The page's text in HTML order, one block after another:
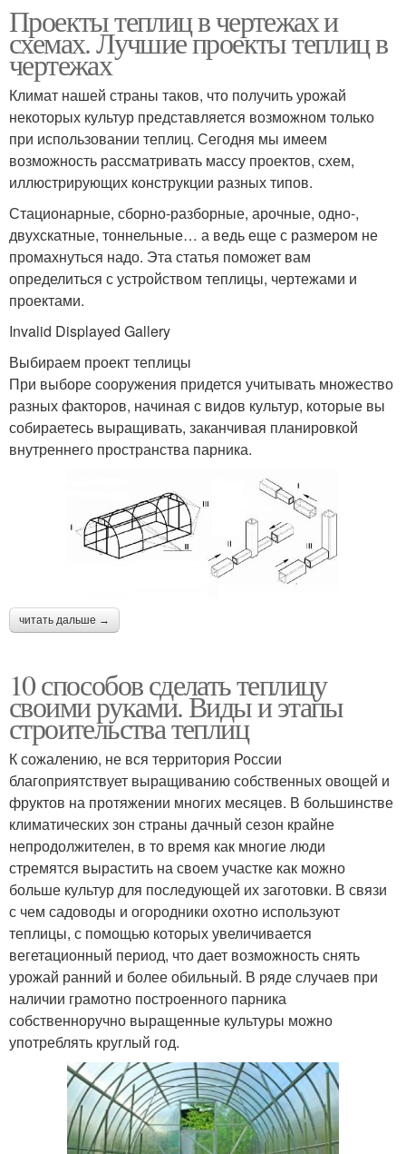
Проекты теплиц в чертежах и
схемах. Лучшие проекты теплиц в
чертежах
Климат нашей страны таков, что получить урожай
некоторых культур представляется возможном только
при использовании теплиц. Сегодня мы имеем
возможность рассматривать массу проектов, схем,
иллюстрирующих конструкции разных типов.
Стационарные, сборно-разборные, арочные, одно-,
двухскатные, тоннельные… а ведь еще с размером не
промахнуться надо. Эта статья поможет вам
определиться с устройством теплицы, чертежами и
проектами.
Invalid Displayed Gallery
Выбираем проект теплицы
При выборе сооружения придется учитывать множество
разных факторов, начиная с видов культур, которые вы
собираетесь выращивать, заканчивая планировкой
внутреннего пространства парника.
читать дальше →
10 способов сделать теплицу
своими руками. Виды и этапы
строительства теплиц
К сожалению, не вся территория России
благоприятствует выращиванию собственных овощей и
фруктов на протяжении многих месяцев. В большинстве
климатических зон страны дачный сезон крайне
непродолжителен, в то время как многие люди
стремятся вырастить на своем участке как можно
больше культур для последующей их заготовки. В связи
с чем садоводы и огородники охотно используют
теплицы, с помощью которых увеличивается
вегетационный период, что дает возможность снять
урожай ранний и более обильный. В ряде случаев при
наличии грамотно построенного парника
собственноручно выращенные культуры можно
употреблять круглый год.